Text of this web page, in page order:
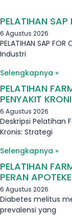
PELATIHAN
6 Agustus 2026
PELATIHAN SAP
Industri
Selengkapnya »
PELATIHAN
PENYAKIT
6 Agustus 2026
Deskripsi Pelatihan
Kronis: Strategi
Selengkapnya »
PELATIHAN
PERAN
6 Agustus 2026
Diabetes melitus
prevalensi yang